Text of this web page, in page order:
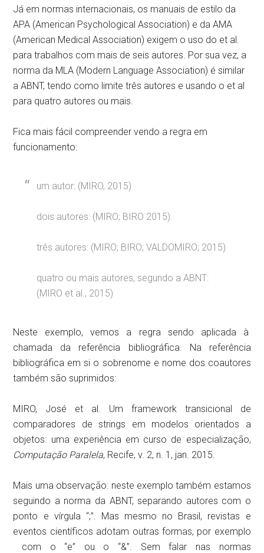
Já em normas internacionais, os manuais de estilo da
APA (American Psychological Association) e da AMA
(American Medical Association) exigem o uso do et al.
para trabalhos com mais de seis autores. Por sua vez, a
norma da MLA (Modern Language Association) é similar
a ABNT, tendo como limite três autores e usando o et al
para quatro autores ou mais.
Fica mais fácil compreender vendo a regra em
funcionamento:
um autor: (MIRO, 2015)
dois autores: (MIRO; BIRO 2015)
três autores: (MIRO; BIRO; VALDOMIRO; 2015)
quatro ou mais autores, segundo a ABNT:
(MIRO et al., 2015)
Neste exemplo, vemos a regra sendo aplicada à
chamada da referência bibliográfica. Na referência
bibliográfica em si o sobrenome e nome dos coautores
também são suprimidos:
MIRO, José et al. Um framework transicional de
comparadores de strings em modelos orientados a
objetos: uma experiência em curso de especialização,
Computação Paralela, Recife, v. 2, n. 1, jan. 2015.
Mais uma observação: neste exemplo também estamos
seguindo a norma da ABNT, separando autores com o
ponto e vírgula “;”. Mas mesmo no Brasil, revistas e
eventos científicos adotam outras formas, por exemplo
com o “e” ou o “&”. Sem falar nas normas